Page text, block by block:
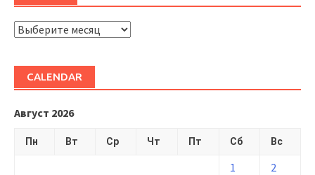
ARHIVĂ
CALENDAR
Август 2026
Пн Вт Ср Чт Пт Сб Вс
1
2